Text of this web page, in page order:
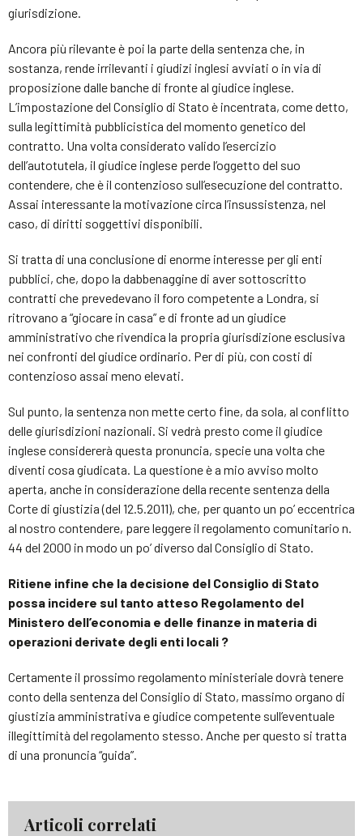
giurisdizione.
Ancora più rilevante è poi la parte della sentenza che, in
sostanza, rende irrilevanti i giudizi inglesi avviati o in via di
proposizione dalle banche di fronte al giudice inglese.
L’impostazione del Consiglio di Stato è incentrata, come detto,
sulla legittimità pubblicistica del momento genetico del
contratto. Una volta considerato valido l’esercizio
dell’autotutela, il giudice inglese perde l’oggetto del suo
contendere, che è il contenzioso sull’esecuzione del contratto.
Assai interessante la motivazione circa l’insussistenza, nel
caso, di diritti soggettivi disponibili.
Si tratta di una conclusione di enorme interesse per gli enti
pubblici, che, dopo la dabbenaggine di aver sottoscritto
contratti che prevedevano il foro competente a Londra, si
ritrovano a “giocare in casa” e di fronte ad un giudice
amministrativo che rivendica la propria giurisdizione esclusiva
nei confronti del giudice ordinario. Per di più, con costi di
contenzioso assai meno elevati.
Sul punto, la sentenza non mette certo fine, da sola, al conflitto
delle giurisdizioni nazionali. Si vedrà presto come il giudice
inglese considererà questa pronuncia, specie una volta che
diventi cosa giudicata. La questione è a mio avviso molto
aperta, anche in considerazione della recente sentenza della
Corte di giustizia (del 12.5.2011), che, per quanto un po’ eccentrica
al nostro contendere, pare leggere il regolamento comunitario n.
44 del 2000 in modo un po’ diverso dal Consiglio di Stato.
Ritiene infine che la decisione del Consiglio di Stato
possa incidere sul tanto atteso Regolamento del
Ministero dell’economia e delle finanze in materia di
operazioni derivate degli enti locali ?
Certamente il prossimo regolamento ministeriale dovrà tenere
conto della sentenza del Consiglio di Stato, massimo organo di
giustizia amministrativa e giudice competente sull’eventuale
illegittimità del regolamento stesso. Anche per questo si tratta
di una pronuncia “guida”.
Articoli correlati